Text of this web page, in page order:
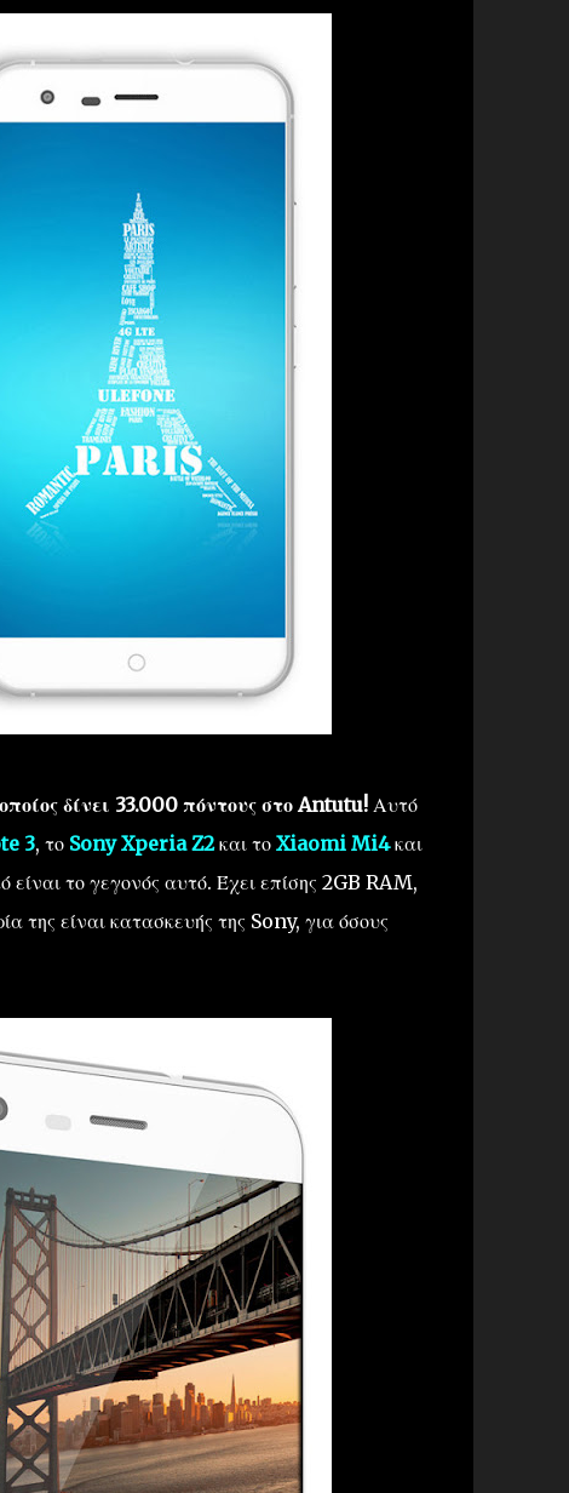
δίνει 33.000 πόντους στο Antutu!Αυτό
3, το Sony Xperia Z2και το Xiaomi Mi4και
το γεγονός αυτό. Έχει επίσης 2GB RAM,
της είναι κατασκευής της Sony, για όσους